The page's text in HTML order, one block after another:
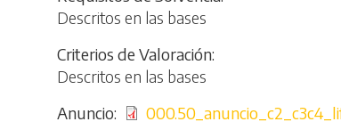
Descritos en las bases
Criterios de Valoración
Descritos en las bases
Anuncio
File